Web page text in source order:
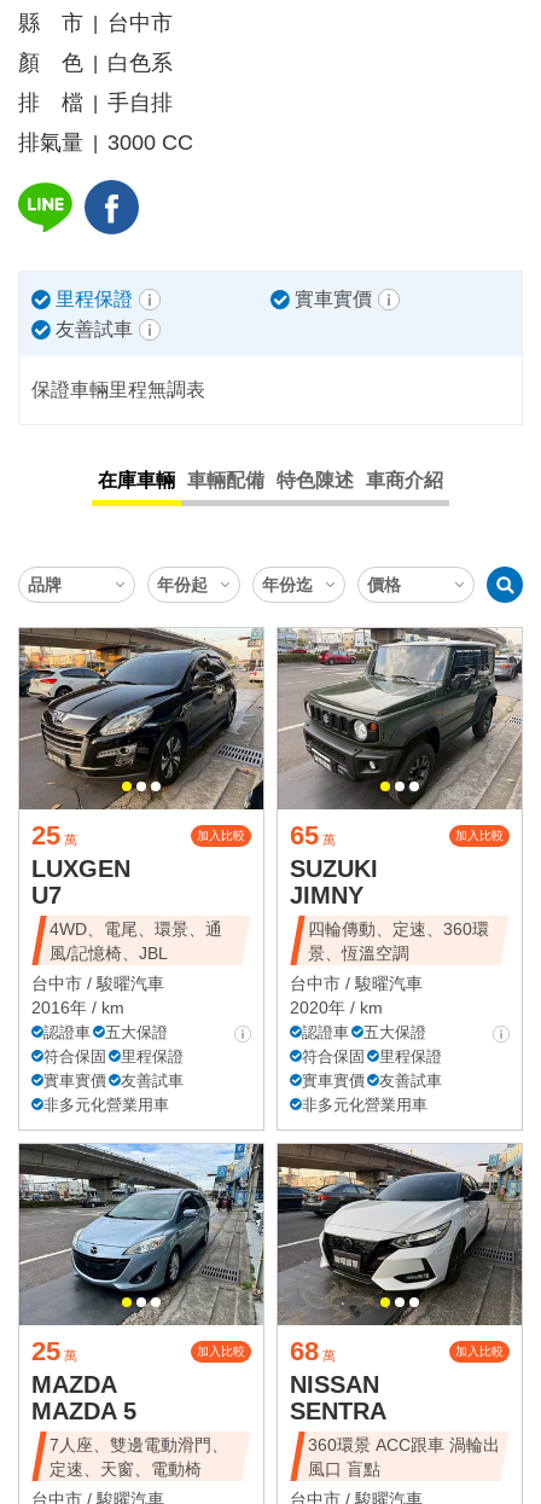
縣 市
台中市
顏 色
白色系
排 檔
手自排
排氣量
3000 CC
里程保證
實車實價
友善試車
保證車輛里程無調表
在庫車輛 車輛配備 特色陳述 車商介紹
25 萬 加入比較
LUXGEN
U7
4WD、電尾、環景、通
風/記憶椅、JBL
台中市 / 駿曜汽車
2016年 / km
認證車
五大保證
符合保固
里程保證
實車實價
友善試車
非多元化營業用車
65 萬 加入比較
SUZUKI
JIMNY
四輪傳動、定速、360環
景、恆溫空調
台中市 / 駿曜汽車
2020年 / km
認證車
五大保證
符合保固
里程保證
實車實價
友善試車
非多元化營業用車
25 萬 加入比較
MAZDA
MAZDA 5
7人座、雙邊電動滑門、
定速、天窗、電動椅
台中市 / 駿曜汽車
68 萬 加入比較
NISSAN
SENTRA
360環景 ACC跟車 渦輪出
風口 盲點
台中市 / 駿曜汽車